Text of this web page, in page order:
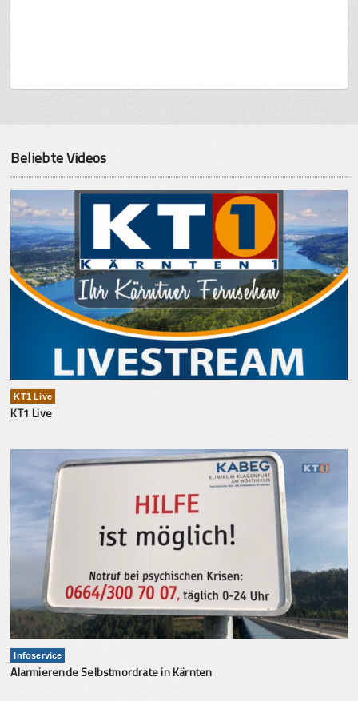
Beliebte Videos
KT1 Live
KT1 Live
Infoservice
Alarmierende Selbstmordrate in Kärnten